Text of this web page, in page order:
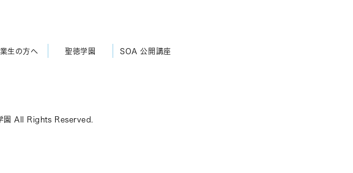
生の方へ 聖徳学園 SOA 公開講座
園 All Rights Reserved.